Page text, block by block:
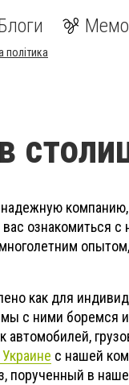
політика
как для
с ними боремся
автомобилей,
с нашей
порученный в